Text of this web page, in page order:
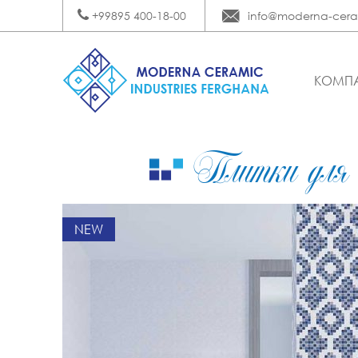
+99895 400-18-00 info@moderna-
Плитки для
NEW